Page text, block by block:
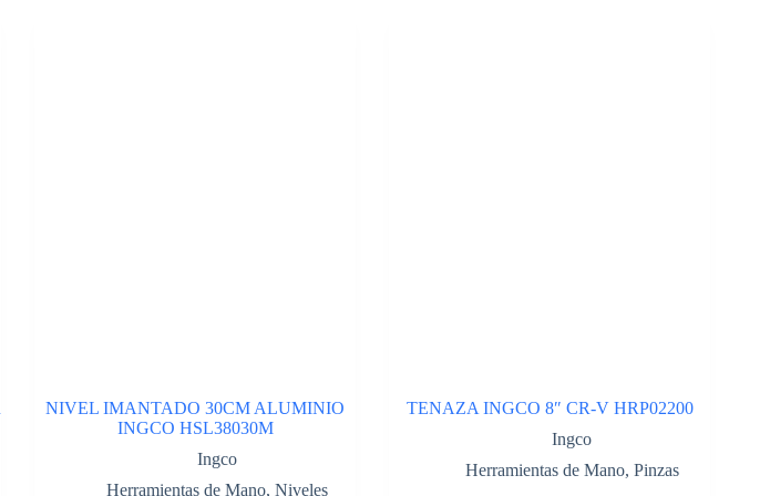
NIVEL IMANTADO 30CM ALUMINIO
INGCO HSL38030M
Ingco
Herramientas de Mano, Niveles
TENAZA INGCO 8″ CR-V HRP02200
Ingco
Herramientas de Mano, Pinzas